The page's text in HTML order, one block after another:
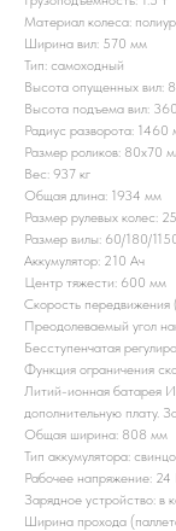
Материал колеса:
Ширина вил: 570 мм
Тип: самоходный
Высота опущенных вил:
Высота подъема вил:
Радиус разворота: 1460
Размер роликов: 80x70
Вес: 937 кг
Общая длина: 1934 мм
Размер рулевых колес:
Размер вилы: 60/180/
Аккумулятор: 210 Ач
Центр тяжести: 600 мм
Скорость передвижения
Преодолеваемый угол
Бесступенчатая
Функция ограничения
Литий-ионная батарея
дополнительную плату.
Общая ширина: 808 мм
Тип аккумулятора:
Рабочее напряжение: 24
Зарядное устройство: в
Ширина прохода